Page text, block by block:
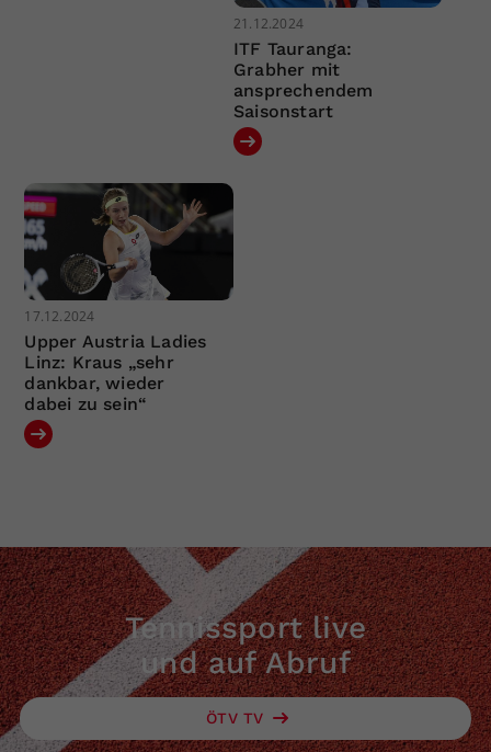
21.12.2024
ITF Tauranga:
Grabher mit
ansprechendem
Saisonstart
17.12.2024
Upper Austria Ladies
Linz: Kraus „sehr
dankbar, wieder
dabei zu sein“
Tennissport live
und auf Abruf
ÖTV TV